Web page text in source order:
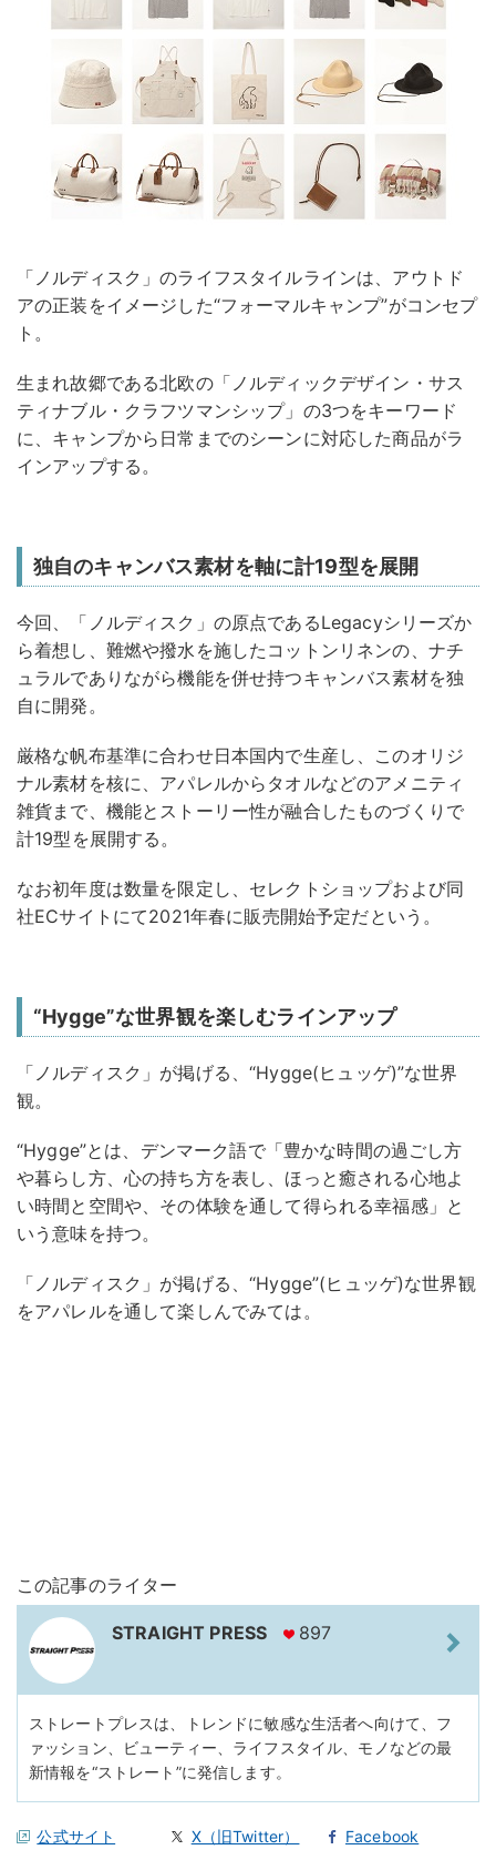
「ノルディスク」のライフスタイルラインは、アウトド
アの正装をイメージした“フォーマルキャンプ”がコンセプ
ト。
生まれ故郷である北欧の「ノルディックデザイン・サス
ティナブル・クラフツマンシップ」の3つをキーワード
に、キャンプから日常までのシーンに対応した商品がラ
インアップする。
独自のキャンバス素材を軸に計19型を展開
今回、「ノルディスク」の原点であるLegacyシリーズか
ら着想し、難燃や撥水を施したコットンリネンの、ナチ
ュラルでありながら機能を併せ持つキャンバス素材を独
自に開発。
厳格な帆布基準に合わせ日本国内で生産し、このオリジ
ナル素材を核に、アパレルからタオルなどのアメニティ
雑貨まで、機能とストーリー性が融合したものづくりで
計19型を展開する。
なお初年度は数量を限定し、セレクトショップおよび同
社ECサイトにて2021年春に販売開始予定だという。
“Hygge”な世界観を楽しむラインアップ
「ノルディスク」が掲げる、“Hygge(ヒュッゲ)”な世界
観。
“Hygge”とは、デンマーク語で「豊かな時間の過ごし方
や暮らし方、心の持ち方を表し、ほっと癒される心地よ
い時間と空間や、その体験を通して得られる幸福感」と
いう意味を持つ。
「ノルディスク」が掲げる、“Hygge”(ヒュッゲ)な世界観
をアパレルを通して楽しんでみては。
この記事のライター
STRAIGHT PRESS 897
ストレートプレスは、トレンドに敏感な生活者へ向けて、フ
ァッション、ビューティー、ライフスタイル、モノなどの最
新情報を“ストレート”に発信します。
公式サイト X（旧Twitter） Facebook